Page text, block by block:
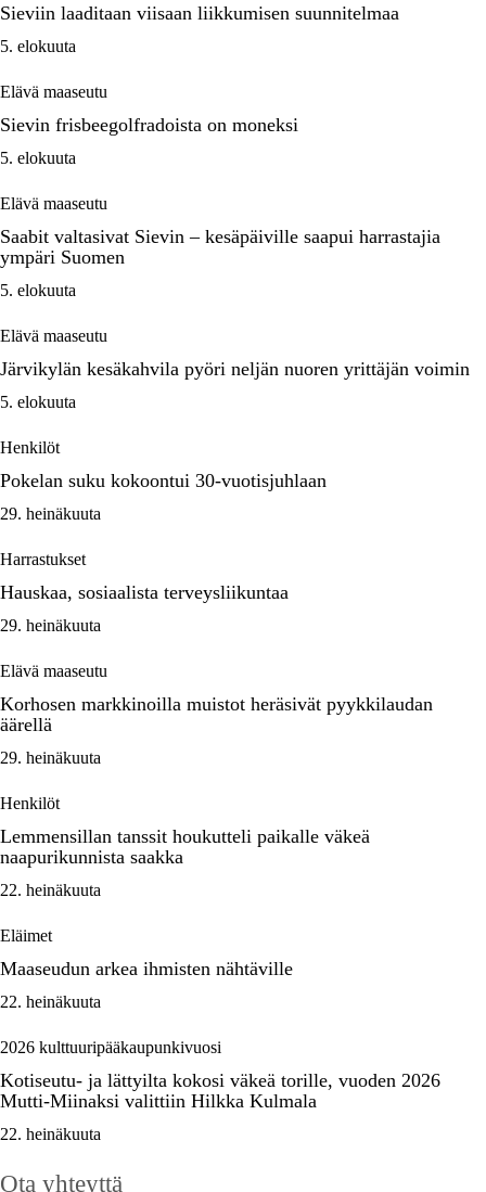
Sieviin laaditaan viisaan liikkumisen suunnitelmaa
5. elokuuta
Elävä maaseutu
Sievin frisbeegolfradoista on moneksi
5. elokuuta
Elävä maaseutu
Saabit valtasivat Sievin – kesäpäiville saapui harrastajia
ympäri Suomen
5. elokuuta
Elävä maaseutu
Järvikylän kesäkahvila pyöri neljän nuoren yrittäjän voimin
5. elokuuta
Henkilöt
Pokelan suku kokoontui 30-vuotisjuhlaan
29. heinäkuuta
Harrastukset
Hauskaa, sosiaalista terveysliikuntaa
29. heinäkuuta
Elävä maaseutu
Korhosen markkinoilla muistot heräsivät pyykkilaudan
äärellä
29. heinäkuuta
Henkilöt
Lemmensillan tanssit houkutteli paikalle väkeä
naapurikunnista saakka
22. heinäkuuta
Eläimet
Maaseudun arkea ihmisten nähtäville
22. heinäkuuta
2026 kulttuuripääkaupunkivuosi
Kotiseutu- ja lättyilta kokosi väkeä torille, vuoden 2026
Mutti-Miinaksi valittiin Hilkka Kulmala
22. heinäkuuta
Ota yhteyttä